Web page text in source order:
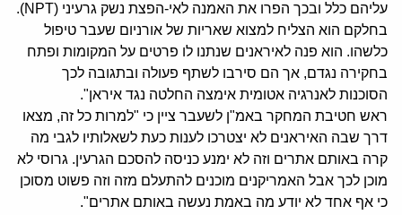
עליהם כלל ובכך הפרו את האמנה לאי-הפצת נשק גרעיני (NPT).
בחלקם הוא הצליח למצוא שאריות של אורניום שעבר טיפול
כלשהו. הוא פנה לאיראנים שנתנו לו פרטים על המקומות ופתח
בחקירה נגדם, אך הם סירבו לשתף פעולה ובתגובה לכך
הסוכנות לאנרגיה אטומית אימצה החלטה נגד איראן".
ראש חטיבת המחקר באמ"ן לשעבר ציין כי "למרות כל זה, מצאו
דרך שבה האיראנים לא יצטרכו לענות כעת לשאלותיו לגבי מה
קרה באותם אתרים וזה לא ימנע כניסה להסכם הגרעין. גרוסי לא
מוכן לכך אבל האמריקנים מוכנים להתעלם מזה וזה פשוט מסוכן
כי אף אחד לא יודע מה באמת נעשה באותם אתרים".